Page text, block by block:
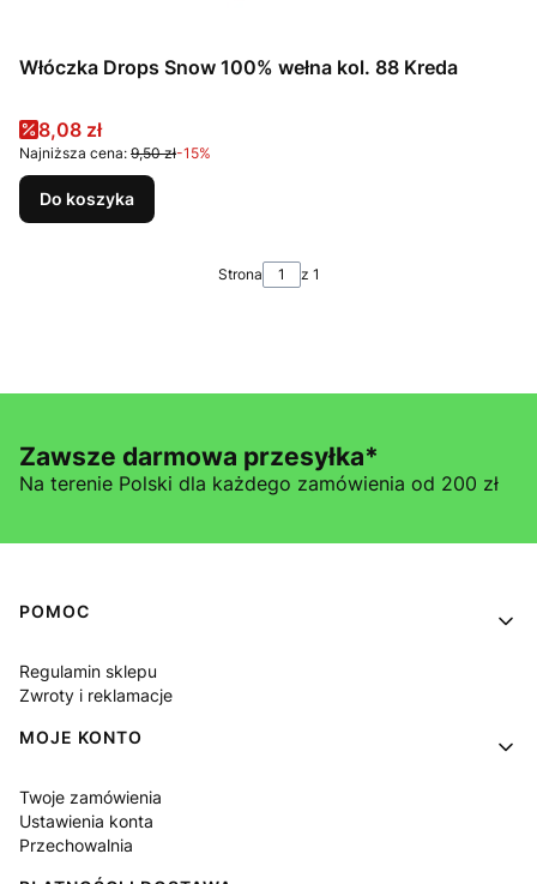
Włóczka Drops Snow 100% wełna kol. 88 Kreda
Cena promocyjna
8,08 zł
Najniższa cena: 9,50 zł-15%
Do koszyka
Strona z 1
Zawsze darmowa przesyłka*
Na terenie Polski dla każdego zamówienia od 200 zł
Linki w stopce
POMOC
Regulamin sklepu
Zwroty i reklamacje
MOJE KONTO
Twoje zamówienia
Ustawienia konta
Przechowalnia